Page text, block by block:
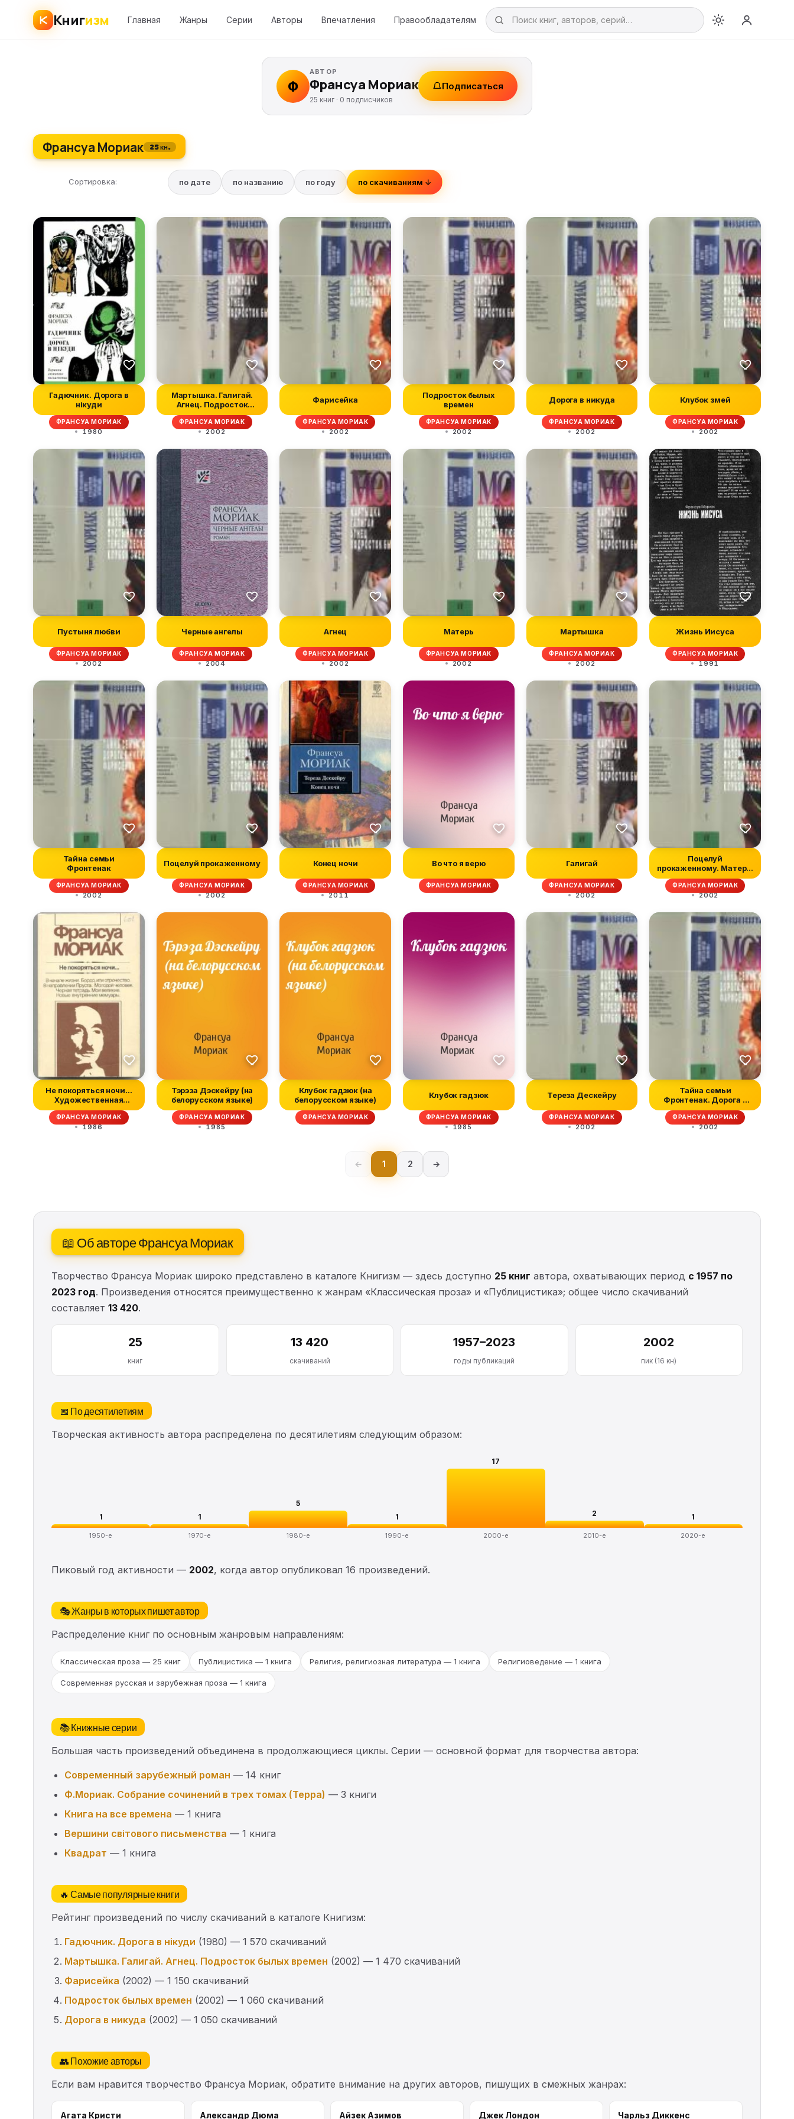
Книгизм Главная Жанры Серии Авторы Впечатления Правообладателям
Ф
АВТОР
Франсуа Мориак
25 книг · 0 подписчиков
Подписаться
Франсуа Мориак 25 кн.
Сортировка: по дате по названию по году по скачиваниям ↓
Гадючник. Дорога в
нікуди
ФРАНСУА МОРИАК
1980
Мартышка. Галигай.
Агнец. Подросток
былых времен
ФРАНСУА МОРИАК
2002
Фарисейка
ФРАНСУА МОРИАК
2002
Подросток былых
времен
ФРАНСУА МОРИАК
2002
Дорога в никуда
ФРАНСУА МОРИАК
2002
Клубок змей
ФРАНСУА МОРИАК
2002
Пустыня любви
ФРАНСУА МОРИАК
2002
Черные ангелы
ФРАНСУА МОРИАК
2004
Агнец
ФРАНСУА МОРИАК
2002
Матерь
ФРАНСУА МОРИАК
2002
Мартышка
ФРАНСУА МОРИАК
2002
Жизнь Иисуса
ФРАНСУА МОРИАК
1991
Тайна семьи
Фронтенак
ФРАНСУА МОРИАК
2002
Поцелуй прокаженному
ФРАНСУА МОРИАК
2002
Конец ночи
ФРАНСУА МОРИАК
2011
Во что я верю
ФРАНСУА МОРИАК
Галигай
ФРАНСУА МОРИАК
2002
Поцелуй
прокаженному. Матерь.
Пустыня любви. Терез...
ФРАНСУА МОРИАК
2002
He покоряться ночи...
Художественная
публицистика
ФРАНСУА МОРИАК
1986
Тэрэза Дэскейру (на
белорусском языке)
ФРАНСУА МОРИАК
1985
Клубок гадзюк (на
белорусском языке)
ФРАНСУА МОРИАК
Клубок гадзюк
ФРАНСУА МОРИАК
1985
Тереза Дескейру
ФРАНСУА МОРИАК
2002
Тайна семьи
Фронтенак. Дорога в
никуда. Фарисейка
ФРАНСУА МОРИАК
2002
← 1 2 →
📖 Об авторе Франсуа Мориак
Творчество Франсуа Мориак широко представлено в каталоге Книгизм — здесь доступно 25 книг автора, охватывающих период с 1957 по
2023 год. Произведения относятся преимущественно к жанрам «Классическая проза» и «Публицистика»; общее число скачиваний
составляет 13 420.
25
книг
13 420
скачиваний
1957–2023
годы публикаций
2002
пик (16 кн)
📅 По десятилетиям
Творческая активность автора распределена по десятилетиям следующим образом:
1
1950-е
1
1970-е
5
1980-е
1
1990-е
17
2000-е
2
2010-е
1
2020-е
Пиковый год активности — 2002, когда автор опубликовал 16 произведений.
🎭 Жанры в которых пишет автор
Распределение книг по основным жанровым направлениям:
Классическая проза — 25 книг Публицистика — 1 книга Религия, религиозная литература — 1 книга Религиоведение — 1 книга
Современная русская и зарубежная проза — 1 книга
📚 Книжные серии
Большая часть произведений объединена в продолжающиеся циклы. Серии — основной формат для творчества автора:
Современный зарубежный роман — 14 книг
Ф.Мориак. Собрание сочинений в трех томах (Терра) — 3 книги
Книга на все времена — 1 книга
Вершини світового письменства — 1 книга
Квадрат — 1 книга
🔥 Самые популярные книги
Рейтинг произведений по числу скачиваний в каталоге Книгизм:
Гадючник. Дорога в нікуди (1980) — 1 570 скачиваний
Мартышка. Галигай. Агнец. Подросток былых времен (2002) — 1 470 скачиваний
Фарисейка (2002) — 1 150 скачиваний
Подросток былых времен (2002) — 1 060 скачиваний
Дорога в никуда (2002) — 1 050 скачиваний
👥 Похожие авторы
Если вам нравится творчество Франсуа Мориак, обратите внимание на других авторов, пишущих в смежных жанрах:
Агата Кристи Александр Дюма Айзек Азимов Джек Лондон Чарльз Диккенс